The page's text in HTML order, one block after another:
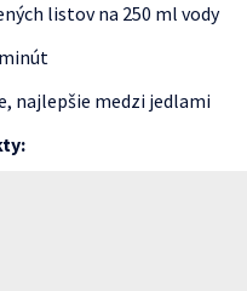
listov na 250 ml vody
najlepšie medzi jedlami